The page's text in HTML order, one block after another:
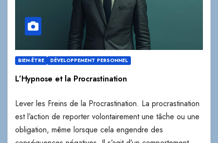
BIEN-ÊTRE DÉVELOPPEMENT PERSONNEL
L’Hypnose et la Procrastination
Lever les Freins de la Procrastination. La procrastination
est l’action de reporter volontairement une tâche ou une
obligation, même lorsque cela engendre des